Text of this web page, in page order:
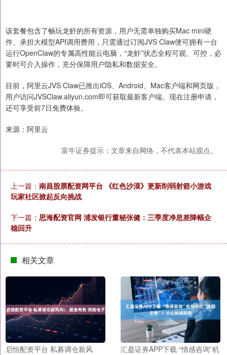
该套餐包含了畅玩龙虾的所有资源，用户无需单独购买Mac mini硬
件、承担大模型API调用费用，只需通过订阅JVS Claw便可拥有一台
运行OpenClaw的专属高性能云电脑，“龙虾”状态全程可观、可控，必
要时可介入操作，充分保障用户隐私和数据安全。
目前，阿里云JVS Claw已推出iOS、Android、Mac客户端和网页版，
用户访问JVSClaw.aliyun.com即可获取最新客户端。现在注册申请，
还可享受前7日免费体验。
来源：阿里云
富牛证券提示：文章来自网络，不代表本站观点。
上一篇： 南昌股票配资网平台 《红色沙漠》更新削弱射箭小游戏
玩家社区掀起反向挑战
下一篇： 思海配资官网 浦发银行董秘张健：三季度净息差降幅企
稳回升
相关文章
启恒配资平台 私募调仓新风
汇盈证券APP下载 “情感咨询”机